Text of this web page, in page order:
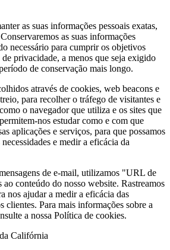
as suas informações pessoais exatas,
as suas informações
necessário para cumprir os objetivos
privacidade, a menos que seja exigido
de conservação mais longo.
através de cookies, web beacons e
para recolher o tráfego de visitantes e
o navegador que utiliza e os sites que
nos estudar como e com que
aplicações e serviços, para que possamos
e medir a eficácia da
de e-mail, utilizamos "URL de
conteúdo do nosso website. Rastreamos
nos ajudar a medir a eficácia das
clientes. Para mais informações sobre a
a nossa Política de cookies.
Califórnia